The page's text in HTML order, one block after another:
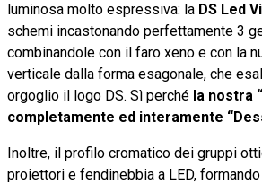
luminosa molto espressiva: la DS Led
schemi incastonando perfettamente 3
combinandole con il faro xeno e con la
verticale dalla forma esagonale, che
orgoglio il logo DS. Sì perché la nostra
completamente ed interamente
Inoltre, il profilo cromatico dei gruppi
proiettori e fendinebbia a LED,